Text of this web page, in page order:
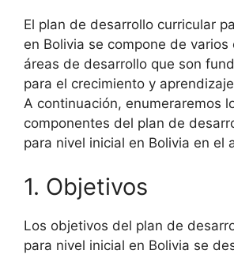
El plan de desarrollo curricular
en Bolivia se compone de varios
áreas de desarrollo que son
para el crecimiento y
A continuación, enumeraremos
componentes del plan de
para nivel inicial en Bolivia en el
1. Objetivos
Los objetivos del plan de
para nivel inicial en Bolivia se